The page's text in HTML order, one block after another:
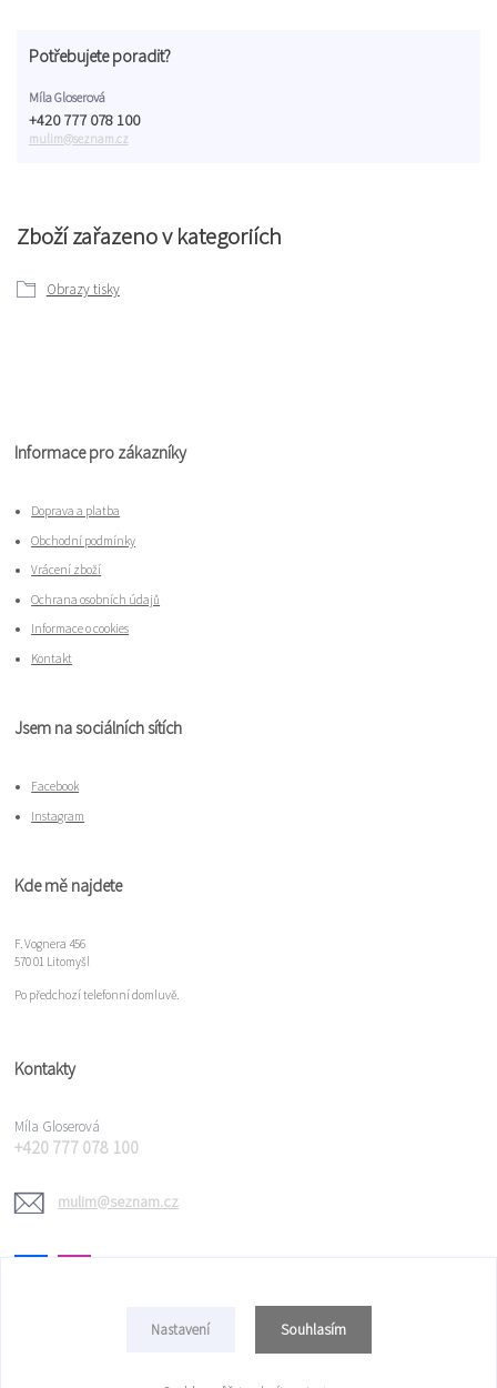
Zboží zařazeno v kategoriích
Obrazy tisky
Potřebujete poradit?
Míla Gloserová
+420 777 078 100
mulim@seznam.cz
Informace pro zákazníky
Doprava a platba
Obchodní podmínky
Vrácení zboží
Ochrana osobních údajů
Informace o cookies
Kontakt
Jsem na sociálních sítích
Facebook
Instagram
Kde mě najdete
F. Vognera 456
570 01 Litomyšl
Po předchozí telefonní domluvě.
Kontakty
Míla Gloserová
+420 777 078 100
mulim@seznam.cz
Nastavení Souhlasím